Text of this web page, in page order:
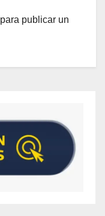
para publicar un